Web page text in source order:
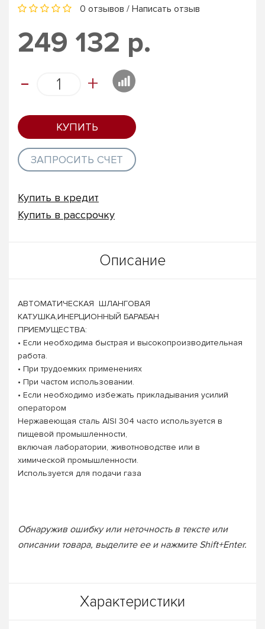
0 отзывов / Написать отзыв
249 132 р.
- +
КУПИТЬ
ЗАПРОСИТЬ СЧЕТ
Купить в кредит
Купить в рассрочку
Описание
АВТОМАТИЧЕСКАЯ ШЛАНГОВАЯ
КАТУШКА,ИНЕРЦИОННЫЙ БАРАБАН
ПРИЕМУЩЕСТВА:
• Если необходима быстрая и высокопроизводительная
работа.
• При трудоемких применениях
• При частом использовании.
• Если необходимо избежать прикладывания усилий
оператором
Нержавеющая сталь AISI 304 часто используется в
пищевой промышленности,
включая лаборатории, животноводстве или в
химической промышленности.
Используется для подачи газа
Обнаружив ошибку или неточность в тексте или
описании товара, выделите ее и нажмите Shift+Enter.
Характеристики